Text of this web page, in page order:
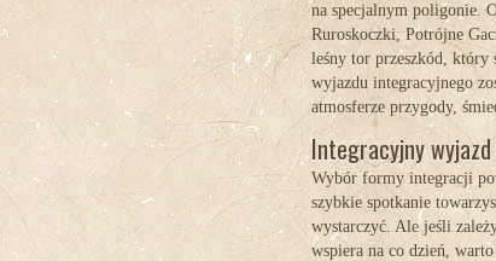
na specjalnym poligonie.
Ruroskoczki, Potrójne
leśny tor przeszkód, który
wyjazdu integracyjnego
atmosferze przygody,
Integracyjny
Wybór formy integracji
szybkie spotkanie
wystarczyć. Ale jeśli
wspiera na co dzień,